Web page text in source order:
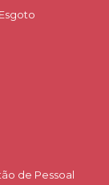
de Pessoal